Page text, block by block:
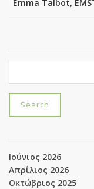
Emma Talbot,
Ιούνιος 2026
Απρίλιος 2026
Οκτώβριος 2025